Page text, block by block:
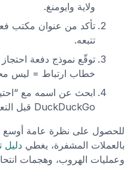
ولاية وايومنغ.
تأكد من عنوان مكتب
تتبعه.
توقّع نموذج دفعة
خطاب ارتباط = ليس
ابحث عن اسمه مع
DuckDuckGo قبل التعامل.
للحصول على نظرة عامة أوسع
بالعملات المشفرة، يغطي دليل
وعمليات الهروب، وهجمات